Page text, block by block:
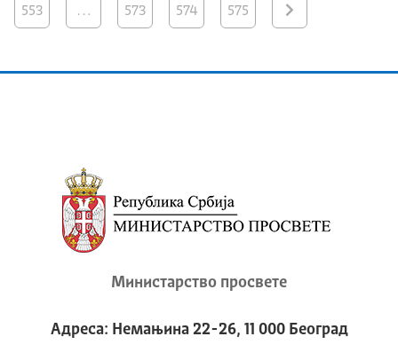
553 … 573 574 575
Министарство просвете
Адреса: Немањина 22-26, 11 000 Београд